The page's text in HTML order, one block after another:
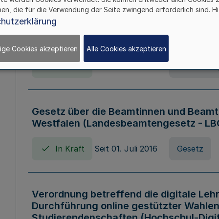
Verordnung über die
Nordrhein-Westfalen
Gesetz über die Beamtinnen und
Westfalen (Landesbeamtengesetz -
In Kraft Seit 01. Juli 2016 Gesetz
Verordnung betreffend die digitale
Durchführung online gestützter
die für die Verwendung der Seite zwingend erforderlich sind.
Cookies akzeptieren Alle Cookies akzeptieren